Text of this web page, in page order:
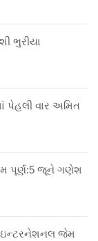
ભુરીયા
પેહલી વાર અમિત
પૂર્ણ:5 જૂને ગણેશ
ઇન્ટરનેશનલ જેમ